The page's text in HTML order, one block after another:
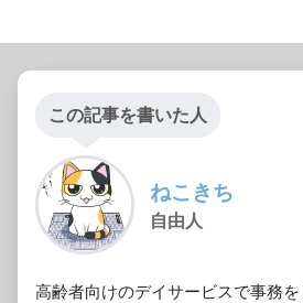
この記事を書いた人
ねこきち
自由人
高齢者向けのデイサービスで事務